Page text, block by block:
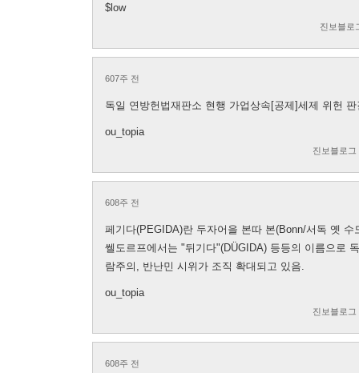
$low
진보블로
607주 전
독일 연방헌법재판소 현행 가업상속[공제]세제 위헌 판
ou_topia
진보블로그
608주 전
페기다(PEGIDA)란 두자어을 본따 본(Bonn/서독 옛
쎌도르프에서는 "뒤기다"(DÜGIDA) 등등의 이름으로
람주의, 반난민 시위가 조직 확대되고 있음.
ou_topia
진보블로그
608주 전